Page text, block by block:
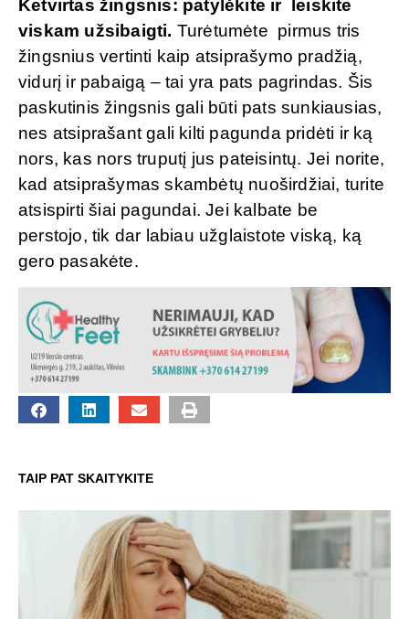
Ketvirtas žingsnis: patylėkite ir leiskite
viskam užsibaigti. Turėtumėte pirmus tris
žingsnius vertinti kaip atsiprašymo pradžią,
vidurį ir pabaigą – tai yra pats pagrindas. Šis
paskutinis žingsnis gali būti pats sunkiausias,
nes atsiprašant gali kilti pagunda pridėti ir ką
nors, kas nors truputį jus pateisintų. Jei norite,
kad atsiprašymas skambėtų nuoširdžiai, turite
atsispirti šiai pagundai. Jei kalbate be
perstojo, tik dar labiau užglaistote viską, ką
gero pasakėte.
TAIP PAT SKAITYKITE